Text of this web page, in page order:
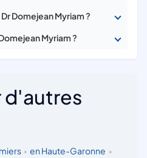
Domejean Myriam ?
Myriam ?
d'autres
• en Haute-Garonne •